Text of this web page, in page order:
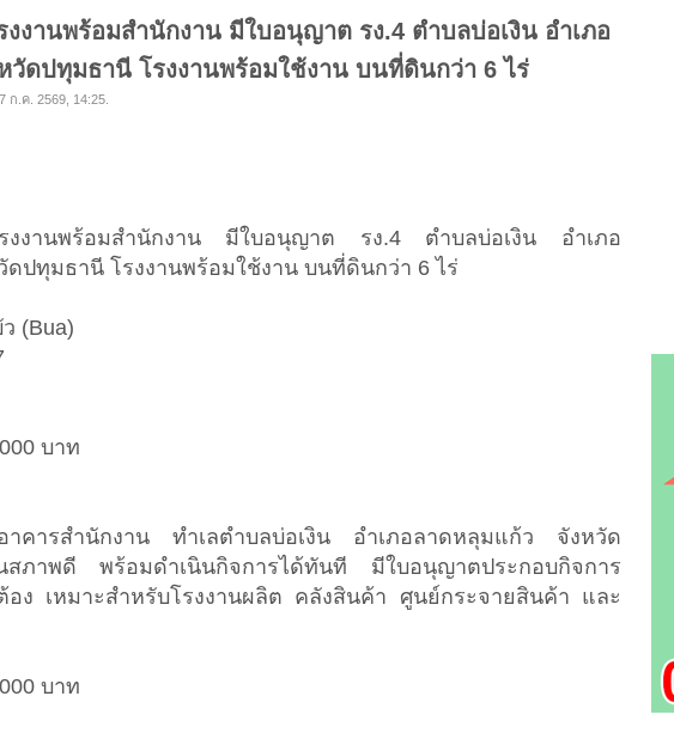
งงานพร้อมสำนักงาน มีใบอนุญาต รง.4 ตำบลบ่อเงิน อำเภอ
วัดปทุมธานี โรงงานพร้อมใช้งาน บนที่ดินกว่า 6 ไร่
.ค. 2569, 14:25.
งงานพร้อมสำนักงาน มีใบอนุญาต รง.4 ตำบลบ่อเงิน อำเภอ
ปทุมธานี โรงงานพร้อมใช้งาน บนที่ดินกว่า 6 ไร่
(Bua)
บาท
าคารสำนักงาน ทำเลตำบลบ่อเงิน อำเภอลาดหลุมแก้ว จังหวัด
ภาพดี พร้อมดำเนินกิจการได้ทันที มีใบอนุญาตประกอบกิจการ
อง เหมาะสำหรับโรงงานผลิต คลังสินค้า ศูนย์กระจายสินค้า และ
บาท